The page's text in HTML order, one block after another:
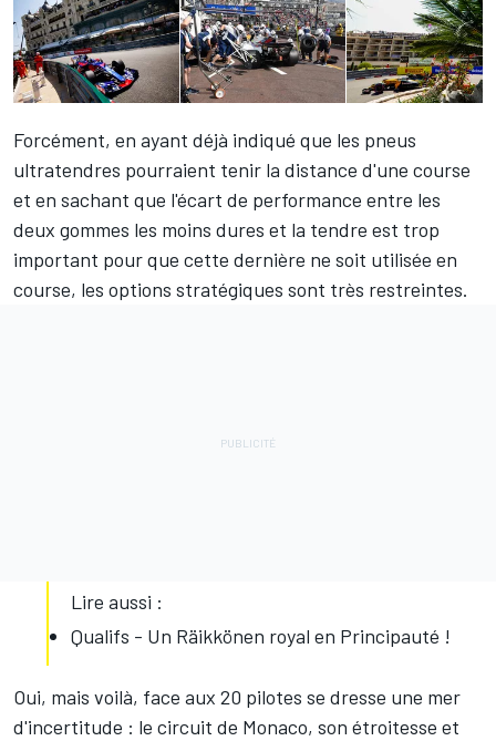
Forcément, en ayant déjà indiqué que les pneus
ultratendres pourraient tenir la distance d'une course
et en sachant que l'écart de performance entre les
deux gommes les moins dures et la tendre est trop
important pour que cette dernière ne soit utilisée en
course, les options stratégiques sont très restreintes.
Lire aussi :
Qualifs - Un Räikkönen royal en Principauté !
Oui, mais voilà, face aux 20 pilotes se dresse une mer
d'incertitude : le circuit de Monaco, son étroitesse et